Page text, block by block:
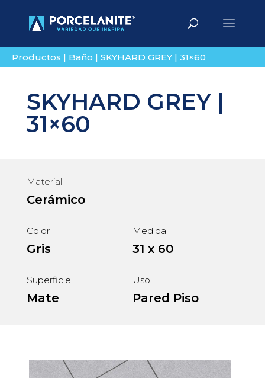
Productos | Baño | SKYHARD GREY | 31×60
SKYHARD GREY |
31×60
Material
Cerámico
Color
Gris
Medida
31 x 60
Superficie
Mate
Uso
Pared Piso